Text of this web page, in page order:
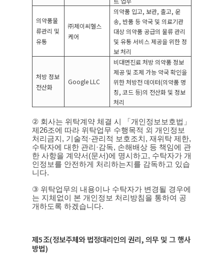
의약품물
류관리 및
유통
㈜제이씨헬스
케어
의약품 입고,보관,출고,운
송, 반품 등 약국 및 의료기관
대상 의약품 공급의 물류 관리
및 유통 서비스 제공을 위한 정
보 처리
처방 정보
전산화
Google LLC
비대면진료 처방 의약품 정보
제공 및 조제 가능 약국 확인을
위한 처방전 데이터(의약품 명
칭,코드 등)의 전산화 및 정보
처리
② 회사는 위탁계약 체결 시 「개인정보보호법」
제 26조에 따라 위탁업무 수행목적 외 개인정보
처리금지 , 기술적·관리적 보호조치 ,재위탁 제한,
수탁자에 대한 관리 ·감독, 손해배상 등 책임에 관
한 사항을 계약서 (문서)에 명시하고, 수탁자가 개
인정보를 안전하게 처리하는지를 감독하고 있습
니다.
③ 위탁업무의 내용이나 수탁자가 변경될 경우에
는 지체없이 본 개인정보 처리방침을 통하여 공
개하도록 하겠습니다.
제5조(정보주체와 법정대리인의 권리,의무 및 그 행사
방법)